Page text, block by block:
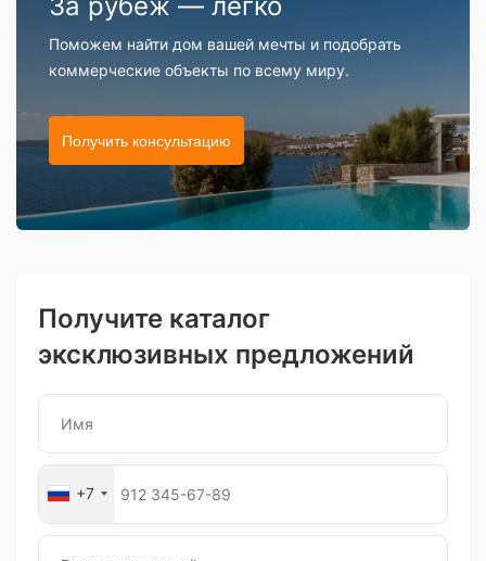
Поможем найти дом вашей мечты и подобрать
коммерческие объекты по всему миру.
Получить консультацию
Получите каталог
эксклюзивных предложений
+7